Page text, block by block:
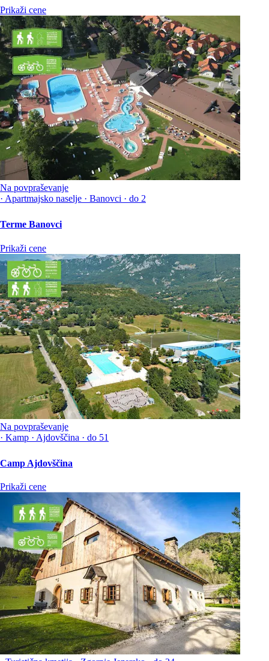
Prikaži cene
Na povpraševanje
· Apartmajsko naselje · Banovci · do 2
Terme Banovci
Prikaži cene
Na povpraševanje
· Kamp · Ajdovščina · do 51
Camp Ajdovščina
Prikaži cene